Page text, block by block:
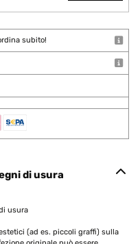
subito!
di usura
usura
(ad es. piccoli graffi) sulla